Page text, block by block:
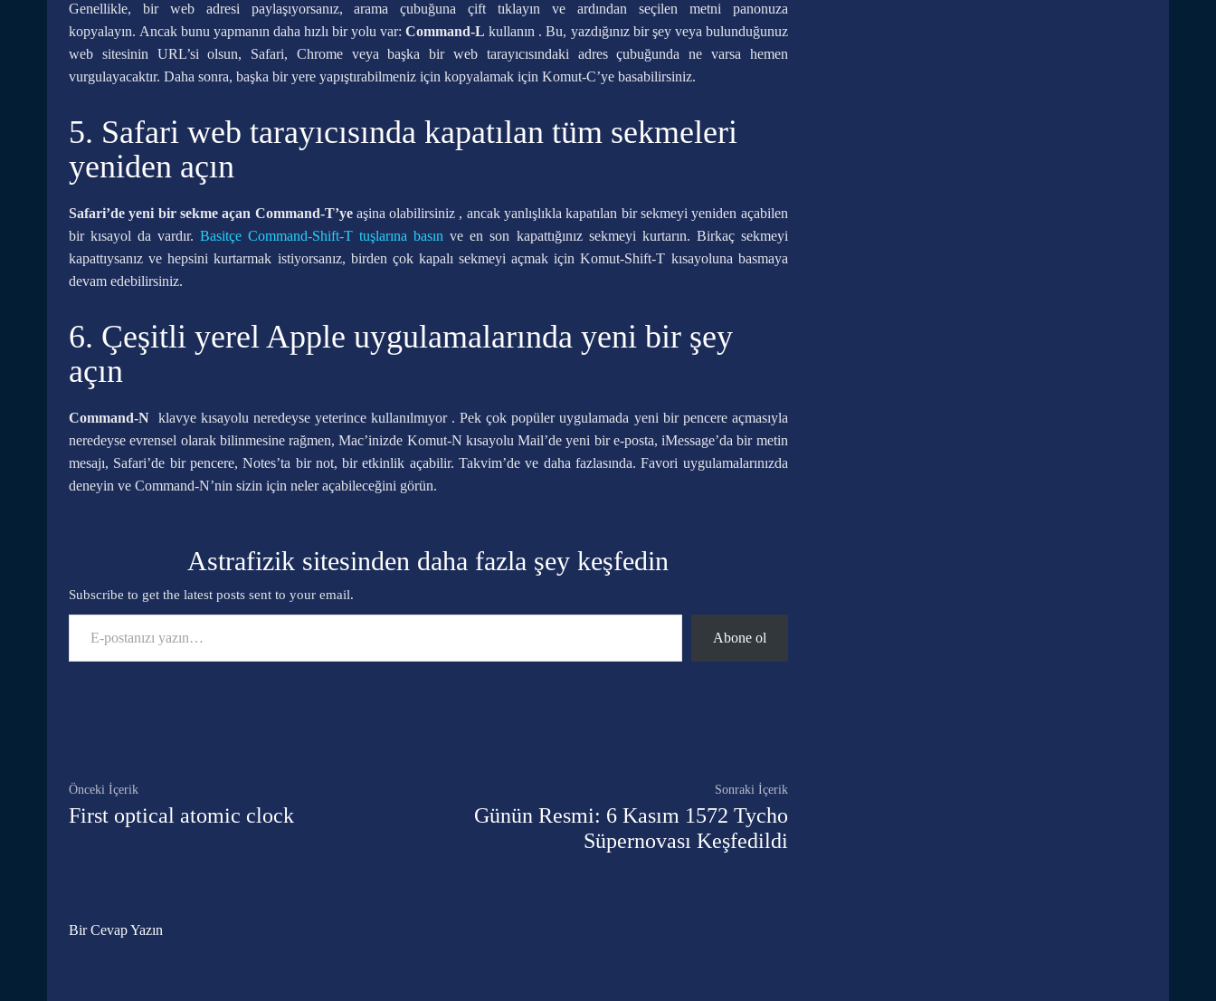
Genellikle, bir web adresi paylaşıyorsanız, arama çubuğuna çift tıklayın ve ardından seçilen metni panonuza
kopyalayın. Ancak bunu yapmanın daha hızlı bir yolu var:Command-L kullanın . Bu, yazdığınız bir şey veya bulunduğunuz
web sitesinin URL’si olsun, Safari, Chrome veya başka bir web tarayıcısındaki adres çubuğunda ne varsa hemen
vurgulayacaktır. Daha sonra, başka bir yere yapıştırabilmeniz için kopyalamak için Komut-C’ye basabilirsiniz.
5. Safari web tarayıcısında kapatılan tüm sekmeleri
yeniden açın
Safari’de yeni bir sekme açan Command-T’yeaşina olabilirsiniz , ancak yanlışlıkla kapatılan bir sekmeyi yeniden açabilen
bir kısayol da vardır.Basitçe Command-Shift-T tuşlarına basın ve en son kapattığınız sekmeyi kurtarın. Birkaç sekmeyi
kapattıysanız ve hepsini kurtarmak istiyorsanız, birden çok kapalı sekmeyi açmak için Komut-Shift-T kısayoluna basmaya
devam edebilirsiniz.
6. Çeşitli yerel Apple uygulamalarında yeni bir şey
açın
Command-N klavye kısayolu neredeyse yeterince kullanılmıyor . Pek çok popüler uygulamada yeni bir pencere açmasıyla
neredeyse evrensel olarak bilinmesine rağmen, Mac’inizde Komut-N kısayolu Mail’de yeni bir e-posta, iMessage’da bir metin
mesajı, Safari’de bir pencere, Notes’ta bir not, bir etkinlik açabilir. Takvim’de ve daha fazlasında. Favori uygulamalarınızda
deneyin ve Command-N’nin sizin için neler açabileceğini görün.
Astrafizik sitesinden daha fazla şey keşfedin
Subscribe to get the latest posts sent to your email.
E-postanızı yazın…
Abone ol
Önceki İçerik
First optical atomic clock
Sonraki İçerik
Günün Resmi: 6 Kasım 1572 Tycho
Süpernovası Keşfedildi
Bir Cevap Yazın